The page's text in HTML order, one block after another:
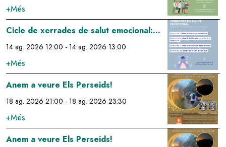
+Més
Cicle de xerrades de salut emocional:
gestió de l'estrés a través de la
respiració
14 ag. 2026 12:00 - 14 ag. 2026 13:00
+Més
Image
Anem a veure Els Perseids!
18 ag. 2026 21:00 - 18 ag. 2026 23:30
+Més
Image
Anem a veure Els Perseids! Image